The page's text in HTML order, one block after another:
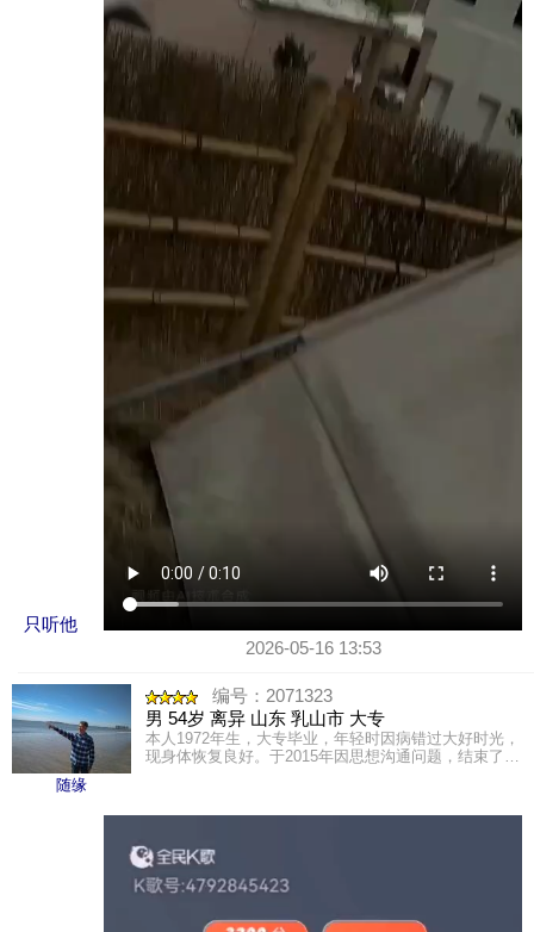
只听他
2026-05-16 13:53
随缘
编号：2071323
男 54岁 离异 山东 乳山市 大专
本人1972年生，大专毕业，年轻时因病错过大好时光，
现身体恢复良好。于2015年因思想沟通问题，结束了一